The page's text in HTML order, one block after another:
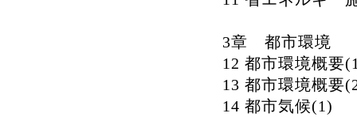
3章 都市環境
12 都市環境概要
13 都市環境概要
14 都市気候(1)